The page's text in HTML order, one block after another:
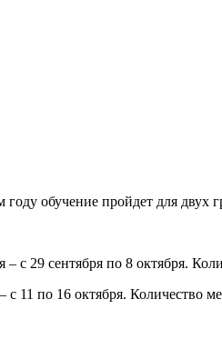
обучение пройдет для
– с 29 сентября по 8 октября.
– с 11 по 16 октября. Количество